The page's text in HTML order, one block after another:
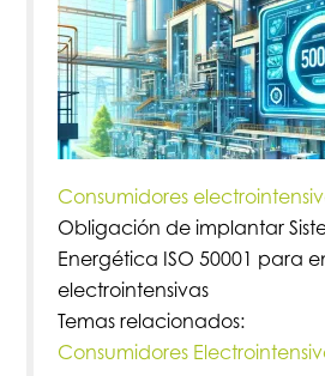
Consumidores
Obligación de implantar
Energética ISO 50001 para
electrointensivas
Temas relacionados:
Consumidores